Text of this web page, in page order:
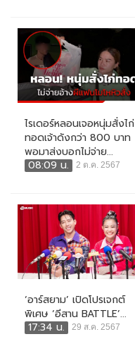
ไรเดอร์หลอนเจอหนุ่มสั่งไก่
ทอดเจ้าดังกว่า 800 บาท
พอมาส่งบอกไม่จ่าย...
08:09 น.
2 ต.ค. 2567
‘อาร์สยาม’ เปิดโปรเจกต์
พิเศษ ‘อีสาน BATTLE’...
17:34 น.
29 ส.ค. 2567